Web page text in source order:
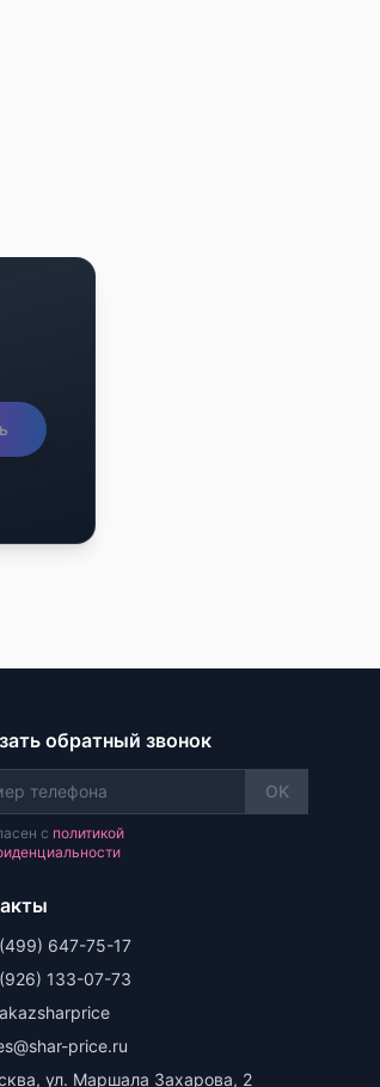
обратный звонок
OK
с политикой
647-75-17
133-07-73
price.ru
ул. Маршала Захарова, 2